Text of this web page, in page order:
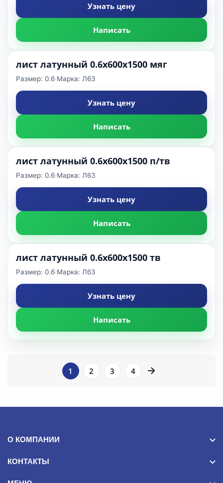
Узнать цену
Написать
лист латунный 0.6х600х1500 мяг
Размер: 0.6·Марка: Л63
Узнать цену
Написать
лист латунный 0.6х600х1500 п/тв
Размер: 0.6·Марка: Л63
Узнать цену
Написать
лист латунный 0.6х600х1500 тв
Размер: 0.6·Марка: Л63
Узнать цену
Написать
1 2 3 4
О КОМПАНИИ
КОНТАКТЫ